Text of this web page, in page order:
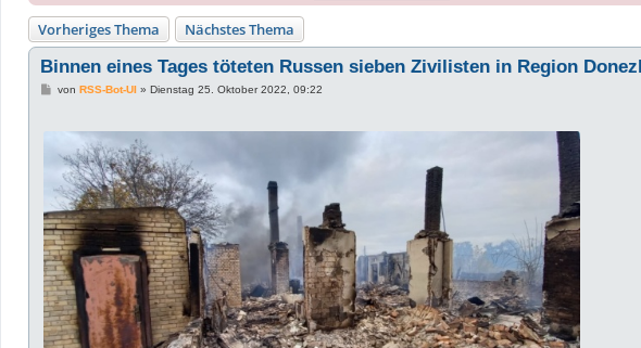
Vorheriges Thema Nächstes Thema
Binnen eines Tages töteten Russen sieben Zivilisten in Region
B
a
von RSS-Bot-UI» Dienstag 25. Oktober 2022, 09:22